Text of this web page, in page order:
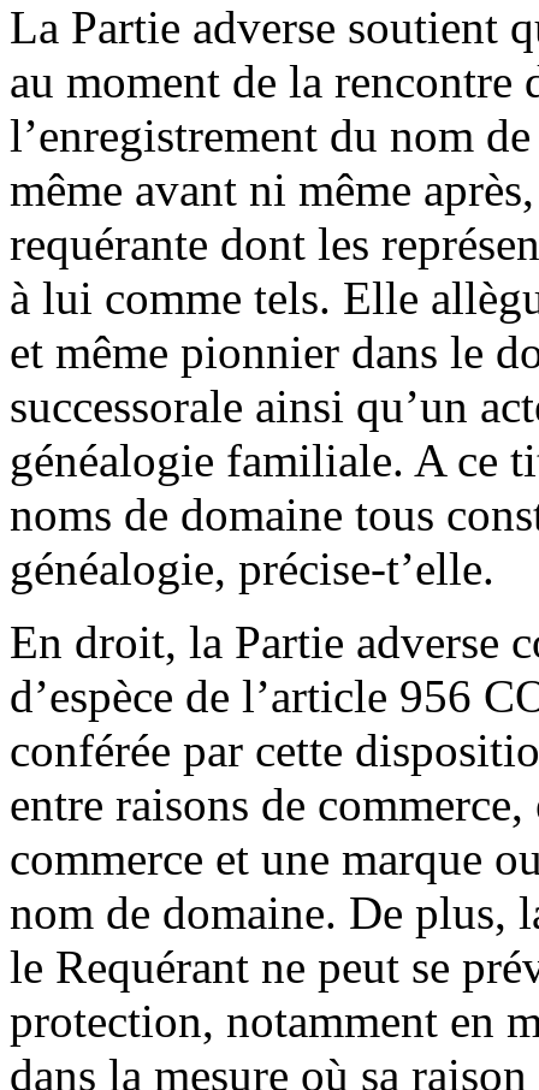
La Partie adverse soutient
au moment de la rencontre
l’enregistrement du nom
même avant ni même
requérante dont les
à lui comme tels. Elle
et même pionnier dans le
successorale ainsi qu’un
généalogie familiale. A ce
noms de domaine tous
généalogie, précise-t’elle.
En droit, la Partie adverse
d’espèce de l’article 956
conférée par cette
entre raisons de
commerce et une marque
nom de domaine. De plus,
le Requérant ne peut se
protection, notamment en
dans la mesure où sa